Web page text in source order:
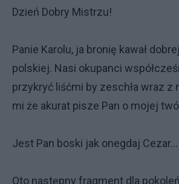
Dzień Dobry Mistrzu!
Panie Karolu, ja bronię kawał
polskiej. Nasi okupanci
przykryć liśćmi by zeschła wraz z
mi że akurat pisze Pan o mojej
Jest Pan boski jak onegdaj Cezar...
Oto następny fragment dla